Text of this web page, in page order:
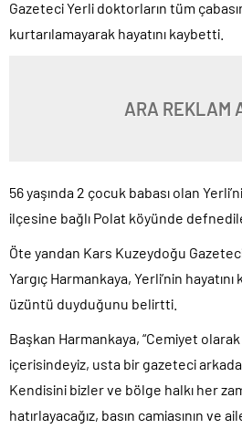
Gazeteci Yerli doktorların tüm
kurtarılamayarak hayatını kaybetti.
ARA REKLAM
56 yaşında 2 çocuk babası olan
ilçesine bağlı Polat köyünde
Öte yandan Kars Kuzeydoğu
Yargıç Harmankaya, Yerli’nin
üzüntü duyduğunu belirtti.
Başkan Harmankaya, “Cemiyet
içerisindeyiz, usta bir gazeteci
Kendisini bizler ve bölge halkı her
hatırlayacağız, basın camiasının ve